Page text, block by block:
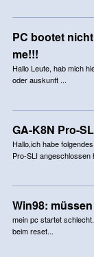
PC bootet
me!!!
Hallo Leute, hab mich
oder auskunft ...
GA-K8N Pro-
Hallo,ich habe
Pro-SLI angeschlossen
Win98:
mein pc startet
beim reset...